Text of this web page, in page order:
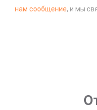
нам сообщение, и мы